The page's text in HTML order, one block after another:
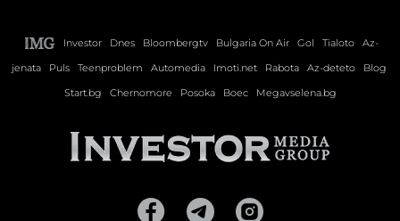
Investor Dnes Bloombergtv Bulgaria On Air Gol Tialoto
Az-
jenata
Puls Teenproblem Automedia Imoti.net Rabota Az-deteto
Blog
Start.bg
Chernomore Posoka Boec Megavselena.bg